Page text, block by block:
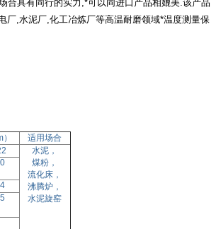
合具有同行的实力 ,*可以同进口产品相媲美.该产品
厂,水泥厂,化工冶炼厂等高温耐磨领域*温度测量保
适用场合
水泥，
煤粉，
流化床，
沸腾炉，
水泥旋窑